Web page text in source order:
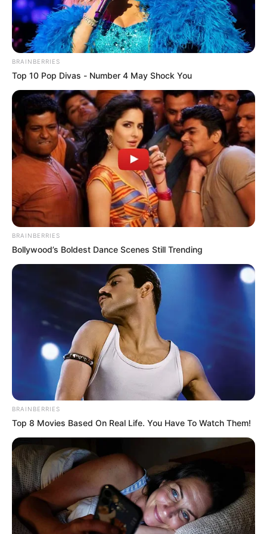
Desde este lunes, Montería y Cereté viven el segundo
día de competencias con el entusiasmo intacto.Porque
más allá de los podios, estos Juegos celebran la fuerza
un continente en un mismo latido.
COMPARTIR
ALERTA BOGOTÁ EN GOOGLE NEWS
TEMAS RELACIONADOS
JÓVENES DEPORTES MONTERÍA
MANTÉNGASE EN ALERTA
Tenemos todas las noticias que le
interesan. Para estar bien informado, por
favor, active las notificaciones de Alerta.
ACTIVAR AHORA
TEMAS DESTACADOS
EMERGENCIAS POR LLUVIAS
FUERTES LLUVIAS
VIA AL LLANO
LIGA BETPLAY
METRO DE MEDELLÍN
CORTES DE LUZ
CORTES DE AGUA
FENÓMENO DEL NIÑO
BRAINBERRIES
Top 10 Pop Divas - Number 4 May Shock You
BRAINBERRIES
Bollywood’s Boldest Dance Scenes Still Trending
BRAINBERRIES
Top 8 Movies Based On Real Life. You Have To Watch Them!